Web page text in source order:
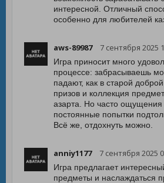
интересной. Отличный
особенно для любителей
aws-89987 7 сентября 2025
Игра приносит много
процессе: забрасываешь
падают, как в старой
призов и коллекция
азарта. Но часто ощущения
постоянные попытки
Всё же, отдохнуть можно.
anniy1177 7 сентября 2025
Игра предлагает
предметы и наслаждаться